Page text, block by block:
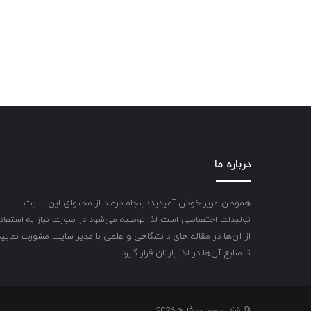
درباره ما
هموطن عزیز خوش آمیدید؛ پنجاه درصد از محتوای این سایت
تولیدات اختصاصی است لذا توصیه می‌شود در صورت نیاز به
از آن‌ها در مقاله های دانشگاهی و علمی با مدیر سایت مشورت
تا منابع آن‌ها در اختیارتان قرار گیرد.